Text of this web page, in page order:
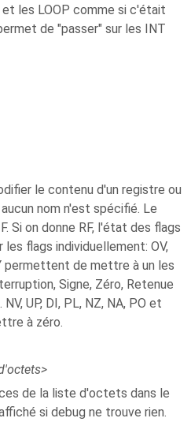
les LOOP comme si c'était
de "passer" sur les INT
le contenu d'un registre ou
nom n'est spécifié. Le
Si on donne RF, l'état des flags
flags individuellement: OV,
permettent de mettre à un les
Signe, Zéro, Retenue
UP, DI, PL, NZ, NA, PO et
à zéro.
de la liste d'octets dans le
si debug ne trouve rien.